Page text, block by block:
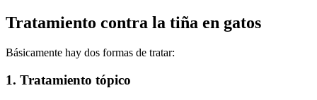
Tratamiento contra la tiña en gatos
Básicamente hay dos formas de tratar:
1. Tratamiento tópico